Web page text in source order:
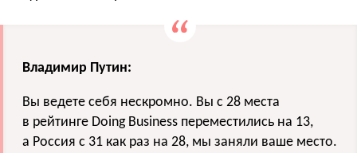
Владимир Путин:
Вы ведете себя нескромно. Вы с 28 места
в рейтинге Doing Business переместились на 13,
а Россия с 31 как раз на 28, мы заняли ваше место.